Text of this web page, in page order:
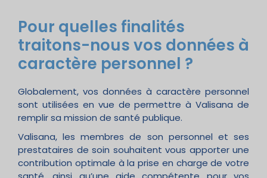
Pour quelles finalités
traitons-nous vos données à
caractère personnel ?
Globalement, vos données à caractère personnel
sont utilisées en vue de permettre à Valisana de
remplir sa mission de santé publique.
Valisana, les membres de son personnel et ses
prestataires de soin souhaitent vous apporter une
contribution optimale à la prise en charge de votre